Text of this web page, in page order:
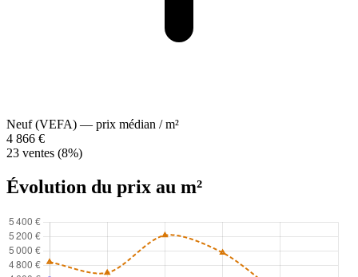
Neuf (VEFA) — prix médian / m²
4 866 €
23 ventes (8%)
Évolution du prix au m²